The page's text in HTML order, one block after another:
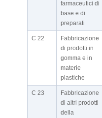
farmaceutici di
base e di
preparati
C 22
Fabbricazione
di prodotti in
gomma e in
materie
plastiche
C 23
Fabbricazione
di altri prodotti
della